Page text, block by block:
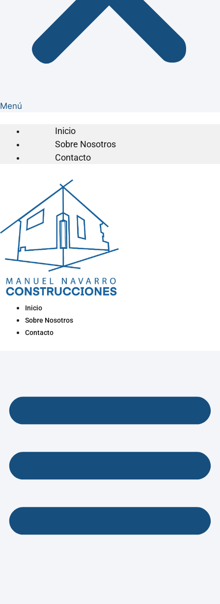
Menú
Inicio
Sobre Nosotros
Contacto
Inicio
Sobre Nosotros
Contacto